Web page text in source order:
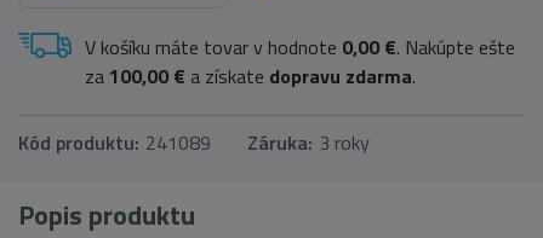
V košíku máte tovar v hodnote 0,00 €. Nakúpte ešte
za 100,00 € a získate dopravu zdarma.
Kód produktu: 241089 Záruka: 3 roky
Popis produktu